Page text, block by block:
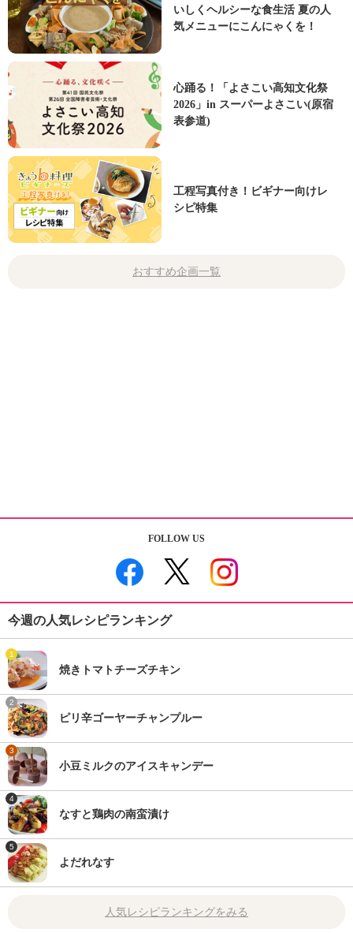
いしくヘルシーな食生活 夏の人
気メニューにこんにゃくを！
心踊る！「よさこい高知文化祭
2026」in スーパーよさこい(原宿
表参道)
工程写真付き！ビギナー向けレ
シピ特集
おすすめ企画一覧
FOLLOW US
今週の人気レシピランキング
1
焼きトマトチーズチキン
2
ピリ辛ゴーヤーチャンプルー
3
小豆ミルクのアイスキャンデー
4
なすと鶏肉の南蛮漬け
5
よだれなす
人気レシピランキングをみる